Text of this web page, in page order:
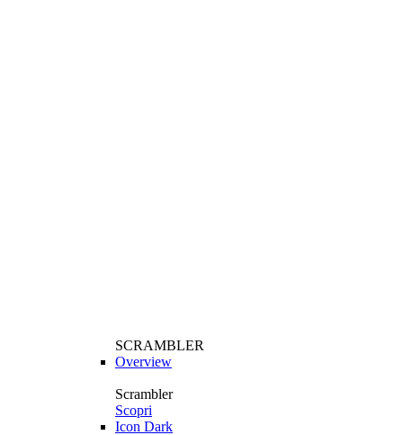
SCRAMBLER
Overview
Scrambler
Scopri
Icon Dark